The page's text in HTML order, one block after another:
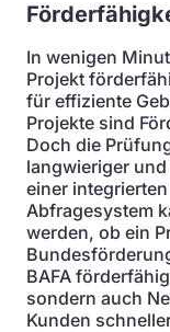
In wenigen
Projekt
für effiziente
Projekte sind
Doch die
langwieriger
einer
Abfragesystem
werden, ob ein
BAFA
sondern auch
Kunden